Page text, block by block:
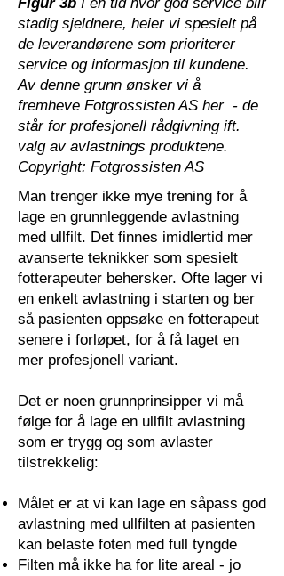
stadig sjeldnere, heier vi spesielt på
de leverandørene som prioriterer
service og informasjon til kundene.
Av denne grunn ønsker vi å
fremheve Fotgrossisten AS her - de
står for profesjonell rådgivning ift.
valg av avlastnings produktene.
Copyright: Fotgrossisten AS
Man trenger ikke mye trening for å
lage en grunnleggende avlastning
med ullfilt. Det finnes imidlertid mer
avanserte teknikker som spesielt
fotterapeuter behersker. Ofte lager vi
en enkelt avlastning i starten og ber
så pasienten oppsøke en fotterapeut
senere i forløpet, for å få laget en
mer profesjonell variant.
Det er noen grunnprinsipper vi må
følge for å lage en ullfilt avlastning
som er trygg og som avlaster
tilstrekkelig:
Målet er at vi kan lage en såpass god
avlastning med ullfilten at pasienten
kan belaste foten med full tyngde
Filten må ikke ha for lite areal - jo